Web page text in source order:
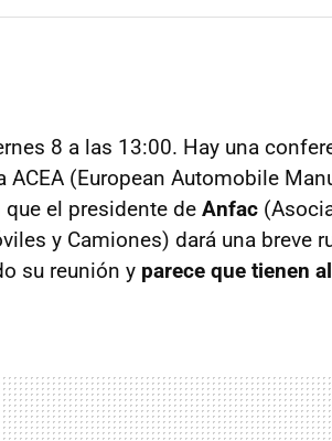
8 a las 13:00. Hay una
ACEA (European Automobile
el presidente de Anfac
y Camiones) dará una breve
su reunión y parece que tienen